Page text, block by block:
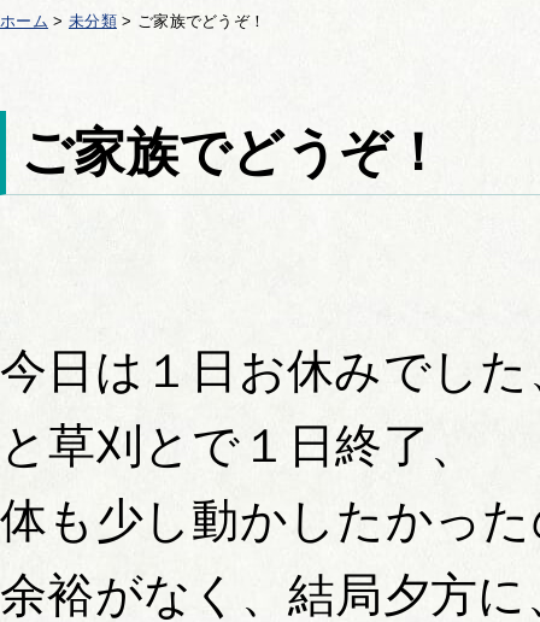
ホーム > 未分類> ご家族でどうぞ！
ご家族でどうぞ！
今日は１日お休みでし
と草刈とで１日終了、
体も少し動かしたかっ
余裕がなく、結局夕方